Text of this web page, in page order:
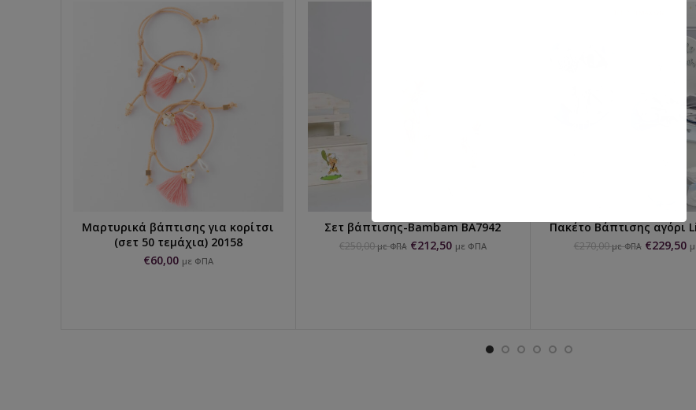
ΠΡΟΣΘΉΚΗ ΣΤΟ ΚΑΛΆΘΙ
Μαρτυρικά βάπτισης για κορίτσι
(σετ 50 τεμάχια) 20158
€60,00 με ΦΠΑ
ΠΡΟΣΘΉΚΗ ΣΤΟ ΚΑΛΆΘΙ
Σετ βάπτισης-Bambam ΒΑ7942
€250,00 με ΦΠΑ €212,50 με ΦΠΑ
ΠΡΟΣΘΉΚΗ ΣΤΟ
Πακέτο Βάπτισης αγόρι
€270,00 με ΦΠΑ €229,50